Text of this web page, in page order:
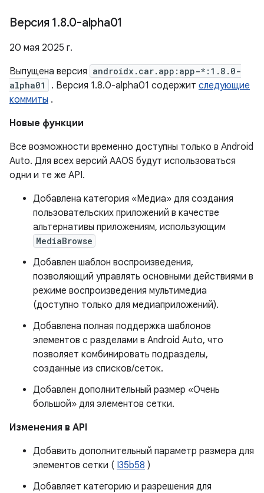
Версия 1.8.0-alpha01
20 мая 2025 г.
Выпущена версия androidx.car.app:app-*:1.8.0-
alpha01
. Версия 1.8.0-alpha01 содержит следующие
коммиты .
Новые функции
Все возможности временно доступны только в Android
Auto. Для всех версий AAOS будут использоваться
одни и те же API.
Добавлена ​​категория «Медиа» для создания
пользовательских приложений в качестве
альтернативы приложениям, использующим
MediaBrowse
Добавлен шаблон воспроизведения,
позволяющий управлять основными действиями в
режиме воспроизведения мультимедиа
(доступно только для медиаприложений).
Добавлена ​​полная поддержка шаблонов
элементов с разделами в Android Auto, что
позволяет комбинировать подразделы,
созданные из списков/сеток.
Добавлен дополнительный размер «Очень
большой» для элементов сетки.
Изменения в API
Добавить дополнительный параметр размера для
элементов сетки ( I35b58 )
Добавляет категорию и разрешения для